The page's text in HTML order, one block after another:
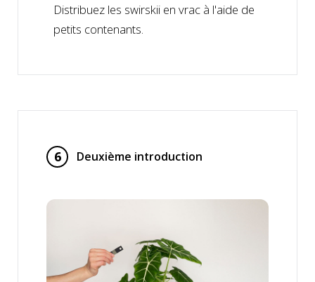
Distribuez les swirskii en vrac à l'aide de
petits contenants.
6 Deuxième introduction